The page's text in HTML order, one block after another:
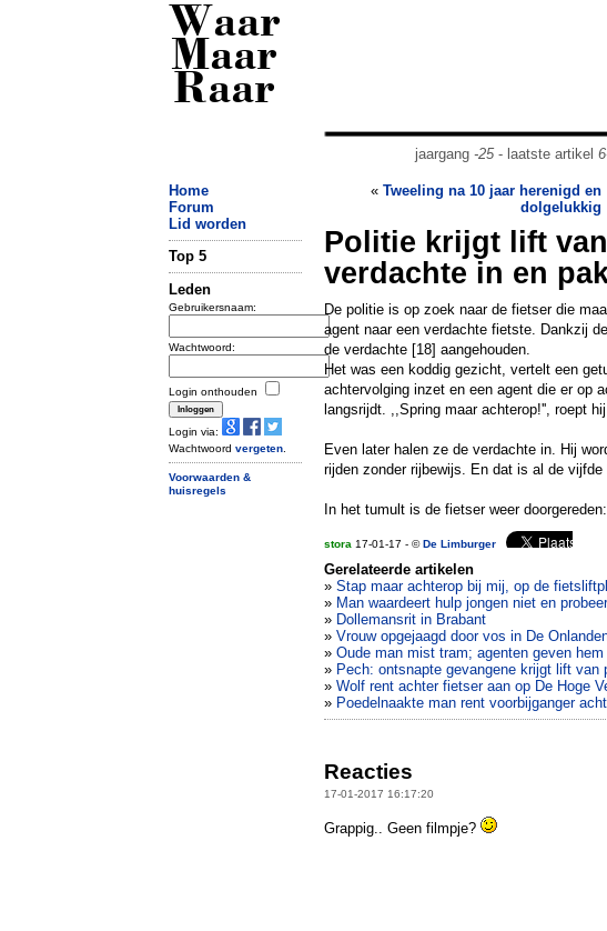
Waar
Maar
Raar
jaargang -25- laatste artikel
Home
Forum
Lid worden
Top 5
Leden
Gebruikersnaam:
Wachtwoord:
Login onthouden
Login via:
Wachtwoord vergeten
Voorwaarden &
huisregels
« Tweeling na 10 jaar herenigd en
dolgelukkig
Politie krijgt lift
verdachte in en
De politie is op zoek naar de fietser die
agent naar een verdachte fietste. Dankzij
de verdachte [18] aangehouden.
Het was een koddig gezicht, vertelt een
achtervolging inzet en een agent die er op
langsrijdt. ,,Spring maar achterop!'', roept
Even later halen ze de verdachte in. Hij
rijden zonder rijbewijs. En dat is al de
In het tumult is de fietser weer
stora 17-01-17 - ©De Limburger
Gerelateerde artikelen
» Stap maar achterop bij mij, op de
» Man waardeert hulp jongen niet en
» Dollemansrit in Brabant
» Vrouw opgejaagd door vos in De
» Oude man mist tram; agenten geven
» Pech: ontsnapte gevangene krijgt lift van
» Wolf rent achter fietser aan op De Hoge
» Poedelnaakte man rent voorbijganger
Reacties
17-01-2017 16:17:20
Grappig.. Geen filmpje?